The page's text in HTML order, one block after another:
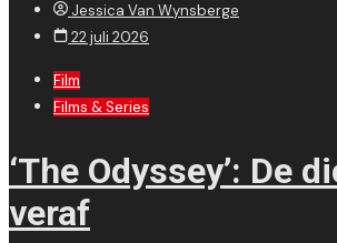
Jessica Van Wynsberge
22 juli 2026
Film
Films & Series
‘The Odyssey’: De
veraf